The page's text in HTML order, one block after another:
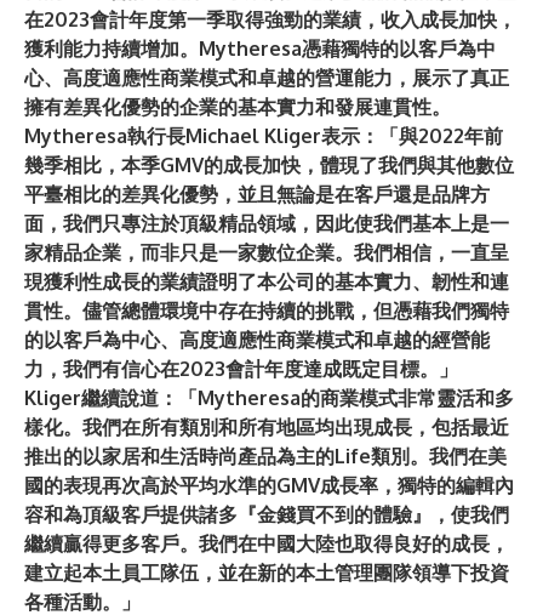
在2023會計年度第一季取得強勁的業績，收入成長加快，
獲利能力持續增加。Mytheresa憑藉獨特的以客戶為中
心、高度適應性商業模式和卓越的營運能力，展示了真正
擁有差異化優勢的企業的基本實力和發展連貫性。
Mytheresa執行長Michael Kliger表示：「與2022年前
幾季相比，本季GMV的成長加快，體現了我們與其他數位
平臺相比的差異化優勢，並且無論是在客戶還是品牌方
面，我們只專注於頂級精品領域，因此使我們基本上是一
家精品企業，而非只是一家數位企業。我們相信，一直呈
現獲利性成長的業績證明了本公司的基本實力、韌性和連
貫性。儘管總體環境中存在持續的挑戰，但憑藉我們獨特
的以客戶為中心、高度適應性商業模式和卓越的經營能
力，我們有信心在2023會計年度達成既定目標。」
Kliger繼續說道：「Mytheresa的商業模式非常靈活和多
樣化。我們在所有類別和所有地區均出現成長，包括最近
推出的以家居和生活時尚產品為主的Life類別。我們在美
國的表現再次高於平均水準的GMV成長率，獨特的編輯內
容和為頂級客戶提供諸多『金錢買不到的體驗』，使我們
繼續贏得更多客戶。我們在中國大陸也取得良好的成長，
建立起本土員工隊伍，並在新的本土管理團隊領導下投資
各種活動。」